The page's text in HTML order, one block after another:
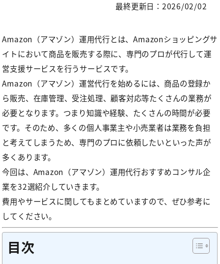
最終更新日：2026/02/02
Amazon（アマゾン）運用代行とは、Amazonショッピングサ
イトにおいて商品を販売する際に、専門のプロが代行して運
営支援サービスを行うサービスです。
Amazon（アマゾン）運営代行を始めるには、商品の登録か
ら販売、在庫管理、受注処理、顧客対応等たくさんの業務が
必要となります。つまり知識や経験、たくさんの時間が必要
です。そのため、多くの個人事業主や小売業者は業務を負担
と考えてしまうため、専門のプロに依頼したいといった声が
多くあります。
今回は、Amazon（アマゾン）運用代行おすすめコンサル企
業を32選紹介していきます。
費用やサービスに関してもまとめていますので、ぜひ参考に
してください。
目次